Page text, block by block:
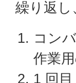
繰り返し
コン
作業
1 回